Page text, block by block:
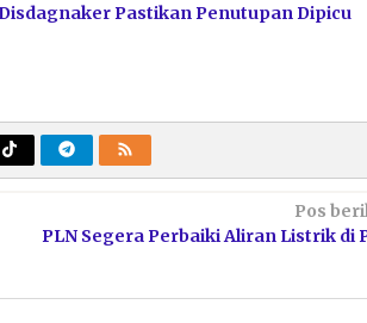
Pastikan Penutupan Dipicu
Pos
PLN Segera Perbaiki Aliran Listrik di